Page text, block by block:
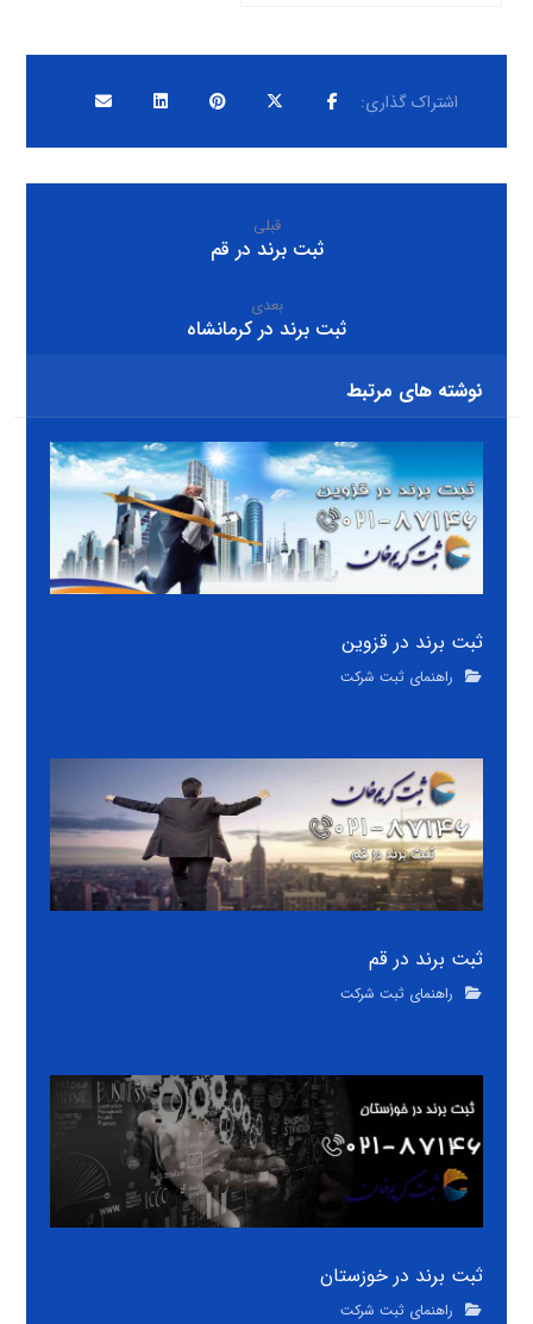
قبلی
ثبت برند در قم
بعدی
ثبت برند در کرمانشاه
نوشته های مرتبط
ثبت برند در قزوین
راهنمای ثبت شرکت
ثبت برند در قم
راهنمای ثبت شرکت
ثبت برند در خوزستان
راهنمای ثبت شرکت